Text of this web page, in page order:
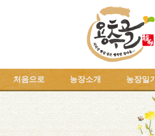
처음으로 농장소개 농장일기